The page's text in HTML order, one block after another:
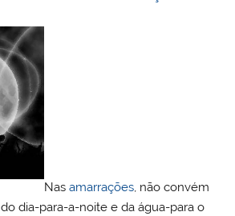
Nasamarrações, não convém
dia-para-a-noite e da água-para o